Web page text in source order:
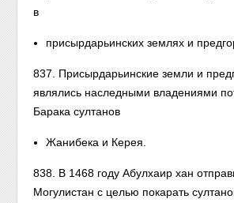
в
присырдарьинских землях и
837. Присырдарьинские земли и
являлись наследными владениями
Барака султанов
Жанибека и Керея.
838. В 1468 году Абулхаир хан
Могулистан с целью покарать